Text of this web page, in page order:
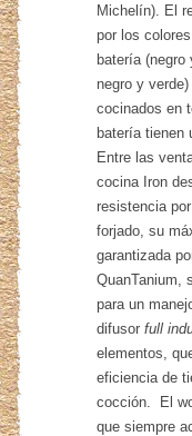
Michelín). El
por los
batería
negro y
cocinados en
batería tienen
Entre las
cocina Iron
resistencia
forjado, su
garantizada
QuanTanium,
para un
difusorfull
elementos,
eficiencia de
cocción. El
que siempre